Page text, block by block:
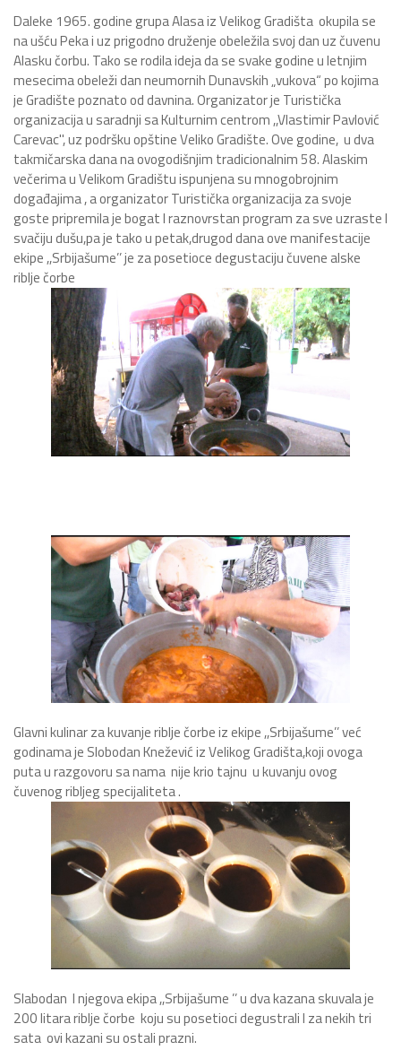
Daleke 1965. godine grupa Alasa iz Velikog Gradišta okupila se
na ušću Peka i uz prigodno druženje obeležila svoj dan uz čuvenu
Alasku čorbu. Tako se rodila ideja da se svake godine u letnjim
mesecima obeleži dan neumornih Dunavskih „vukova“ po kojima
je Gradište poznato od davnina. Organizator je Turistička
organizacija u saradnji sa Kulturnim centrom ,,Vlastimir Pavlović
Carevac'', uz podršku opštine Veliko Gradište. Ove godine, u dva
takmičarska dana na ovogodišnjim tradicionalnim 58. Alaskim
večerima u Velikom Gradištu ispunjena su mnogobrojnim
događajima , a organizator Turistička organizacija za svoje
goste pripremila je bogat I raznovrstan program za sve uzraste I
svačiju dušu,pa je tako u petak,drugod dana ove manifestacije
ekipe ,,Srbijašume’’ je za posetioce degustaciju čuvene alske
riblje čorbe
Glavni kulinar za kuvanje riblje čorbe iz ekipe ,,Srbijašume’’ već
godinama je Slobodan Knežević iz Velikog Gradišta,koji ovoga
puta u razgovoru sa nama nije krio tajnu u kuvanju ovog
čuvenog ribljeg specijaliteta .
Slabodan I njegova ekipa ,,Srbijašume ’’ u dva kazana skuvala je
200 litara riblje čorbe koju su posetioci degustrali I za nekih tri
sata ovi kazani su ostali prazni.